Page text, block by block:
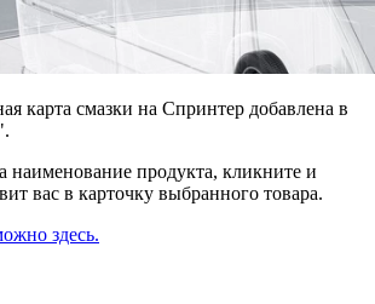
карта смазки на Спринтер добавлена в
наименование продукта, кликните и
вас в карточку выбранного товара.
здесь.